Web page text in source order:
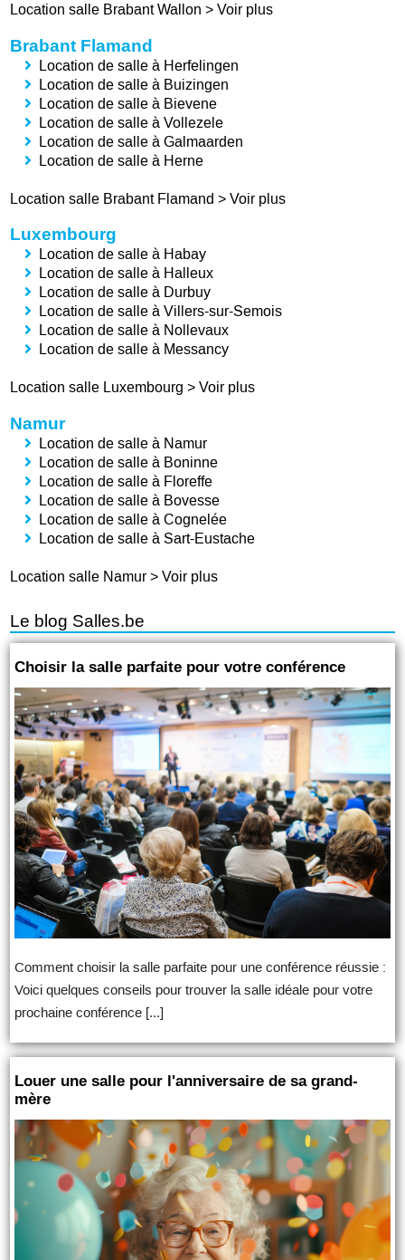
Location salle Brabant Wallon >Voir plus
Brabant Flamand
Location de salle à Herfelingen
Location de salle à Buizingen
Location de salle à Bievene
Location de salle à Vollezele
Location de salle à Galmaarden
Location de salle à Herne
Location salle Brabant Flamand >Voir plus
Luxembourg
Location de salle à Habay
Location de salle à Halleux
Location de salle à Durbuy
Location de salle à Villers-sur-Semois
Location de salle à Nollevaux
Location de salle à Messancy
Location salle Luxembourg >Voir plus
Namur
Location de salle à Namur
Location de salle à Boninne
Location de salle à Floreffe
Location de salle à Bovesse
Location de salle à Cognelée
Location de salle à Sart-Eustache
Location salle Namur>Voir plus
Le blog Salles.be
Choisir la salle parfaite pour votre conférence
Comment choisir la salle parfaite pour une conférence réussie :
Voici quelques conseils pour trouver la salle idéale pour votre
prochaine conférence [...]
Louer une salle pour l'anniversaire de sa grand-
mère